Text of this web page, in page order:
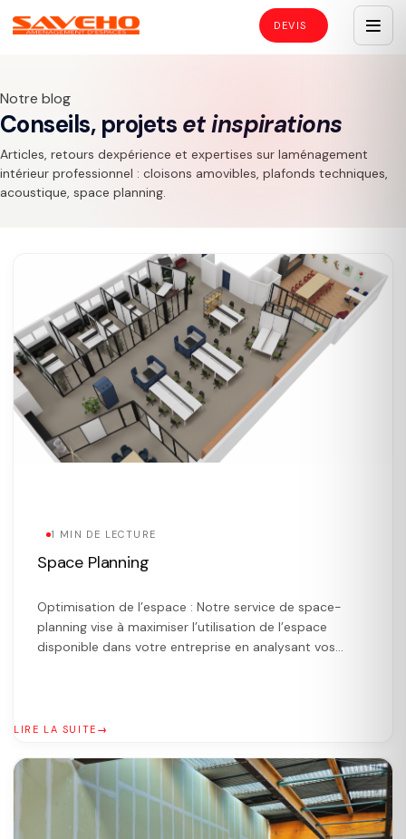
Notre blog
Conseils, projets et inspirations
Articles, retours dexpérience et expertises sur laménagement
intérieur professionnel : cloisons amovibles, plafonds techniques,
acoustique, space planning.
1 MIN DE LECTURE
Space Planning
Optimisation de l’espace : Notre service de space-
planning vise à maximiser l’utilisation de l’espace
disponible dans votre entreprise en analysant vos
de travail bien planifié aura un impact significatif sur la
LIRE LA SUITE